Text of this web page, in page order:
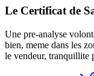
Le Certificat de
Une pre-analyse
bien, meme dans les
le vendeur, tranquillite